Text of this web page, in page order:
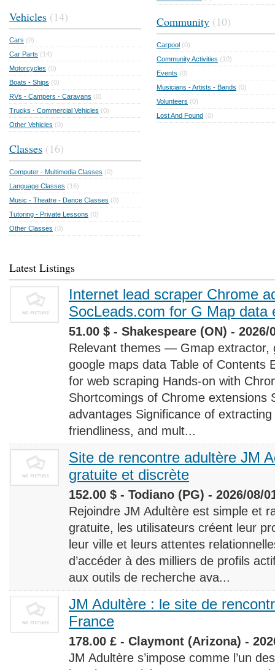
Vehicles (14)
Cars (0)
Car Parts (14)
Motorcycles (0)
Boats - Ships (0)
RVs - Campers - Caravans (0)
Trucks - Commercial Vehicles (0)
Other Vehicles (0)
Classes (16)
Computer - Multimedia Classes (0)
Language Classes (16)
Music - Theatre - Dance Classes (0)
Tutoring - Private Lessons (0)
Other Classes (0)
Community (10)
Carpool (0)
Community Activities (10)
Events (0)
Musicians - Artists - Bands (0)
Volunteers (0)
Lost And Found (0)
Latest Listings
Internet lead scraper Chrome
SocLeads.com for G Map data
51.00 $ - Shakespeare (ON) - 2026/
Relevant themes — Gmap extractor,
google maps data Table of Contents
for web scraping Hands-on with
Shortcomings of Chrome extensions
advantages Significance of
friendliness, and mult...
Site de rencontre adultère JM
gratuite et discrète
152.00 $ - Todiano (PG) - 2026/08/
Rejoindre JM Adultère est simple et
gratuite, les utilisateurs créent leur
leur ville et leurs attentes
d’accéder à des milliers de profils
aux outils de recherche ava...
JM Adultère : le site de
France
178.00 £ - Claymont (Arizona) -
JM Adultère s’impose comme l’un